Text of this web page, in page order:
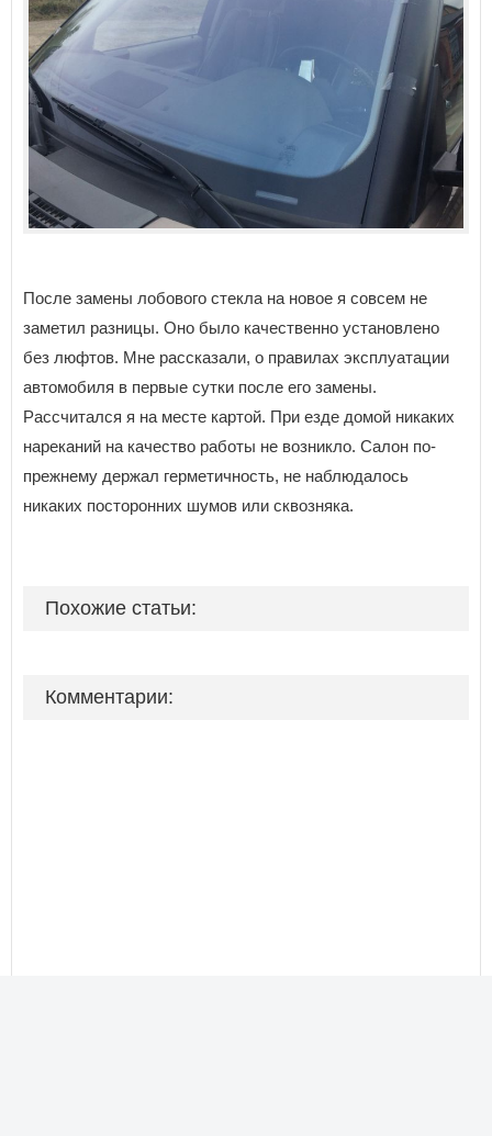
После замены лобового стекла на новое я совсем не
заметил разницы. Оно было качественно установлено
без люфтов. Мне рассказали, о правилах эксплуатации
автомобиля в первые сутки после его замены.
Рассчитался я на месте картой. При езде домой никаких
нареканий на качество работы не возникло. Салон по-
прежнему держал герметичность, не наблюдалось
никаких посторонних шумов или сквозняка.
Похожие статьи:
Комментарии: